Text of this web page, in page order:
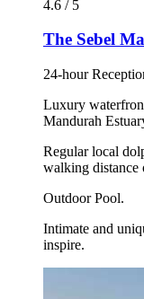
4.6 / 5
The Sebel
24-hour
Luxury
Mandurah
Regular local
walking distance
Outdoor Pool.
Intimate and
inspire.